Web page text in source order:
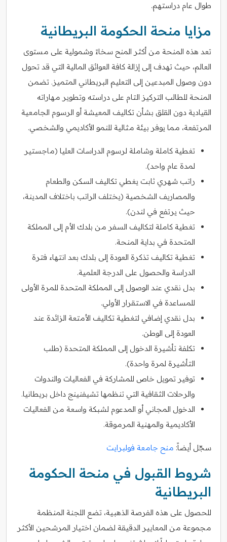
طوال عام دراستهم.
مزايا منحة الحكومة البريطانية
تعد هذه المنحة من أكثر المنح سخاءً وشمولية على مستوى
العالم، حيث تهدف إلى إزالة كافة العوائق المالية التي قد تحول
دون وصول المبدعين إلى التعليم البريطاني المتميز. تضمن
المنحة للطالب التركيز التام على دراسته وتطوير مهاراته
القيادية دون القلق بشأن تكاليف المعيشة أو الرسوم الجامعية
المرتفعة، مما يوفر بيئة مثالية للنمو الأكاديمي والشخصي.
تغطية كاملة وشاملة لرسوم الدراسات العليا (ماجستير
لمدة عام واحد).
راتب شهري ثابت يغطي تكاليف السكن والطعام
والمصاريف الشخصية (يختلف الراتب باختلاف المدينة،
حيث يرتفع في لندن).
تغطية كاملة لتكاليف السفر من بلدك الأم إلى المملكة
المتحدة في بداية المنحة.
تغطية تكاليف تذكرة العودة إلى بلدك بعد انتهاء فترة
الدراسة والحصول على الدرجة العلمية.
بدل نقدي عند الوصول إلى المملكة المتحدة للمرة الأولى
للمساعدة في الاستقرار الأولي.
بدل نقدي إضافي لتغطية تكاليف الأمتعة الزائدة عند
العودة إلى الوطن.
تكلفة تأشيرة الدخول إلى المملكة المتحدة (طلب
التأشيرة لمرة واحدة).
توفير تمويل خاص للمشاركة في الفعاليات والندوات
والرحلات الثقافية التي تنظمها تشيفنينج داخل بريطانيا.
الدخول المجاني أو المدعوم لشبكة واسعة من الفعاليات
الأكاديمية والمهنية المرموقة.
سجّل أيضاً: منح جامعة فولبرايت
شروط القبول في منحة الحكومة
البريطانية
للحصول على هذه الفرصة الذهبية، تضع اللجنة المنظمة
مجموعة من المعايير الدقيقة لضمان اختيار المرشحين الأكثر